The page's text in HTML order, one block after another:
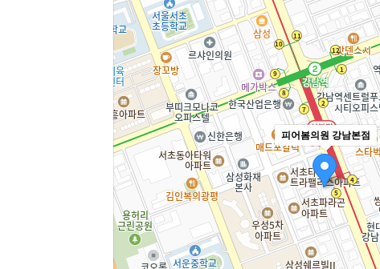
피어봄의원 강남본점